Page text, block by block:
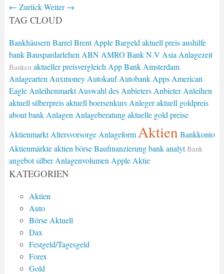
← Zurück Weiter→
TAG CLOUD
Bankhäusern Barrel Brent Apple Bargeld aktuell preis aushilfe
bank Bauspardarlehen ABN AMRO Bank N.V Asia Anlagezeit
Banken aktueller preisvergleich App Bank Amsterdam
Anlagearten Auxmoney Autokauf Autobank Apps American
Eagle Anleihenmarkt Auswahl des Anbieters Anbieter Anleihen
aktuell silberpreis aktuell boersenkurs Anleger aktuell goldpreis
about bank Anlagen Anlageberatung aktuelle gold preise
Aktienmarkt Altersvorsorge Anlageform Aktien Bankkonto
Aktienmärkte aktien börse Baufinanzierung bank analyt Bank
angebot silber Anlagenvolumen Apple Aktie
KATEGORIEN
Aktien
Auto
Börse Aktuell
Dax
Festgeld/Tagesgeld
Forex
Gold